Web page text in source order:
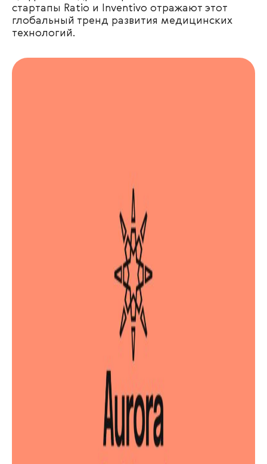
стартапы Ratio и Inventivo отражают этот
глобальный тренд развития медицинских
технологий.